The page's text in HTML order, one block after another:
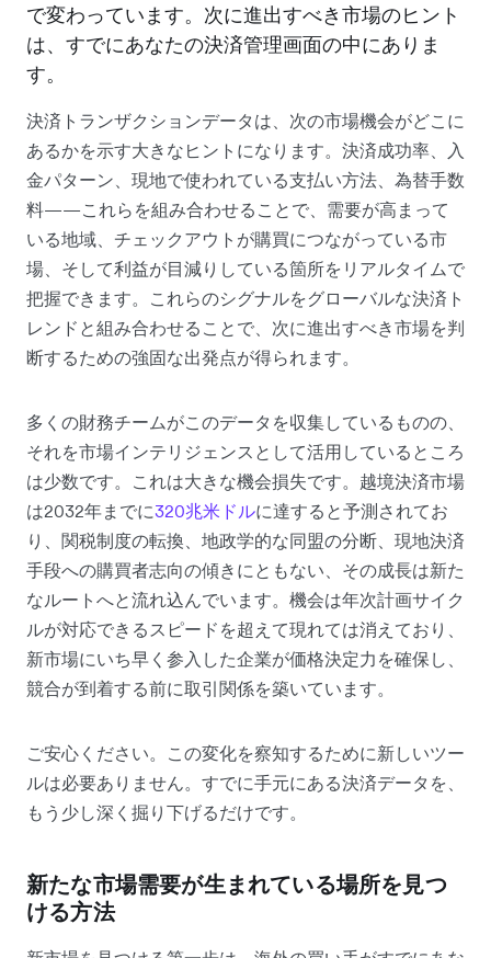
で変わっています。次に進出すべき市場のヒント
は、すでにあなたの決済管理画面の中にありま
す。
決済トランザクションデータは、次の市場機会がどこに
あるかを示す大きなヒントになります。決済成功率、入
金パターン、現地で使われている支払い方法、為替手数
料——これらを組み合わせることで、需要が高まって
いる地域、チェックアウトが購買につながっている市
場、そして利益が目減りしている箇所をリアルタイムで
把握できます。これらのシグナルをグローバルな決済ト
レンドと組み合わせることで、次に進出すべき市場を判
断するための強固な出発点が得られます。
多くの財務チームがこのデータを収集しているものの、
それを市場インテリジェンスとして活用しているところ
は少数です。これは大きな機会損失です。越境決済市場
は2032年までに320兆米ドルに達すると予測されてお
り、関税制度の転換、地政学的な同盟の分断、現地決済
手段への購買者志向の傾きにともない、その成長は新た
なルートへと流れ込んでいます。機会は年次計画サイク
ルが対応できるスピードを超えて現れては消えており、
新市場にいち早く参入した企業が価格決定力を確保し、
競合が到着する前に取引関係を築いています。
ご安心ください。この変化を察知するために新しいツー
ルは必要ありません。すでに手元にある決済データを、
もう少し深く掘り下げるだけです。
新たな市場需要が生まれている場所を見つ
ける方法